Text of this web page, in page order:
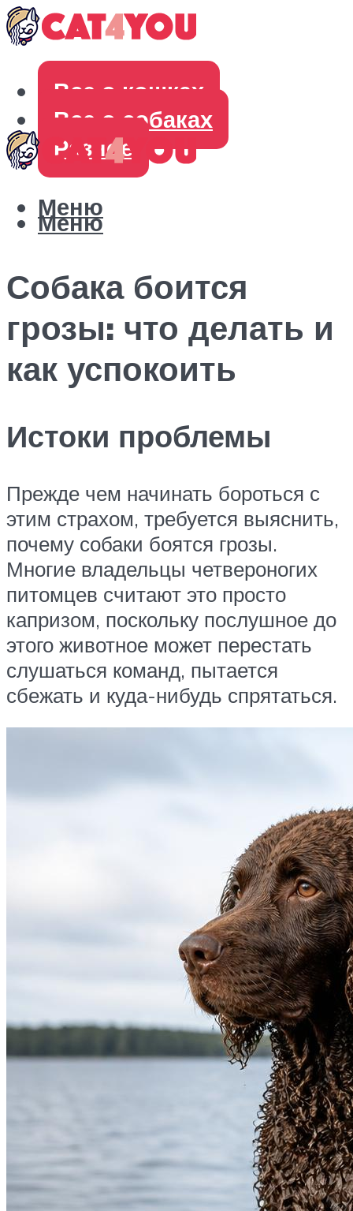
Все о кошках
Все о собаках
Разное
Меню
Меню
Собака боится
грозы: что делать и
как успокоить
Истоки проблемы
Прежде чем начинать бороться с
этим страхом, требуется выяснить,
почему собаки боятся грозы.
Многие владельцы четвероногих
питомцев считают это просто
капризом, поскольку послушное до
этого животное может перестать
слушаться команд, пытается
сбежать и куда-нибудь спрятаться.